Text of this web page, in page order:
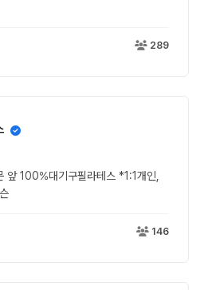
289
앞 100%대기구필라테스 *1:1개인,
146